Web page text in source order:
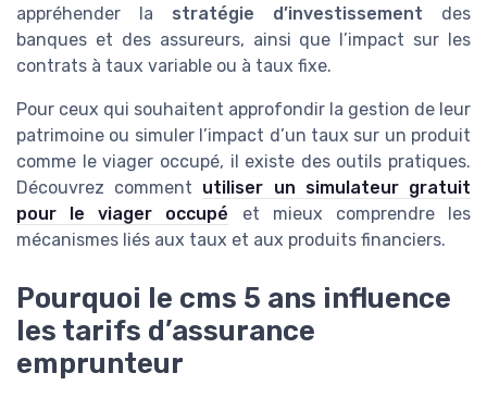
appréhender la stratégie d’investissement des
banques et des assureurs, ainsi que l’impact sur les
contrats à taux variable ou à taux fixe.
Pour ceux qui souhaitent approfondir la gestion de leur
patrimoine ou simuler l’impact d’un taux sur un produit
comme le viager occupé, il existe des outils pratiques.
Découvrez comment utiliser un simulateur gratuit
pour le viager occupé et mieux comprendre les
mécanismes liés aux taux et aux produits financiers.
Pourquoi le cms 5 ans influence
les tarifs d’assurance
emprunteur